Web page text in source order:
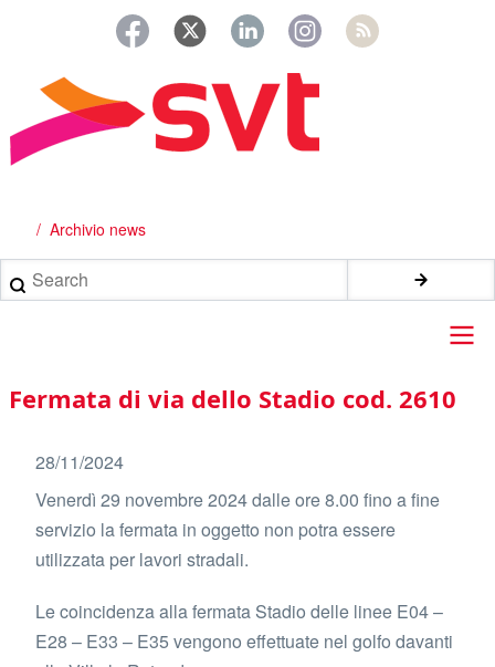
principale
Briciole
di
pane
Archivio news
Search
Main
navigation
Fermata di via dello Stadio cod. 2610
28/11/2024
Venerdì 29 novembre 2024 dalle ore 8.00 fino a fine
servizio la fermata in oggetto non potra essere
utilizzata per lavori stradali.
Le coincidenza alla fermata Stadio delle linee E04 –
E28 – E33 – E35 vengono effettuate nel golfo davanti